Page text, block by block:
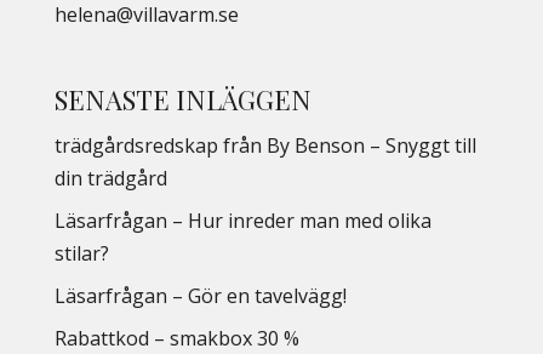
helena@villavarm.se
SENASTE INLÄGGEN
trädgårdsredskap från By Benson – Snyggt till
din trädgård
Läsarfrågan – Hur inreder man med olika
stilar?
Läsarfrågan – Gör en tavelvägg!
Rabattkod – smakbox 30 %